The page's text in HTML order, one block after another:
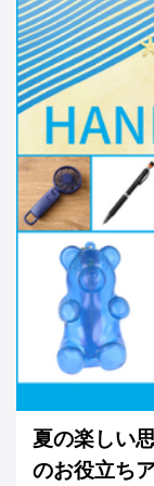
夏の楽しい
のお役立ち